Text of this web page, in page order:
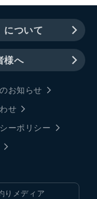
について
様へ
お知らせ
せ
ーポリシー
りメディア